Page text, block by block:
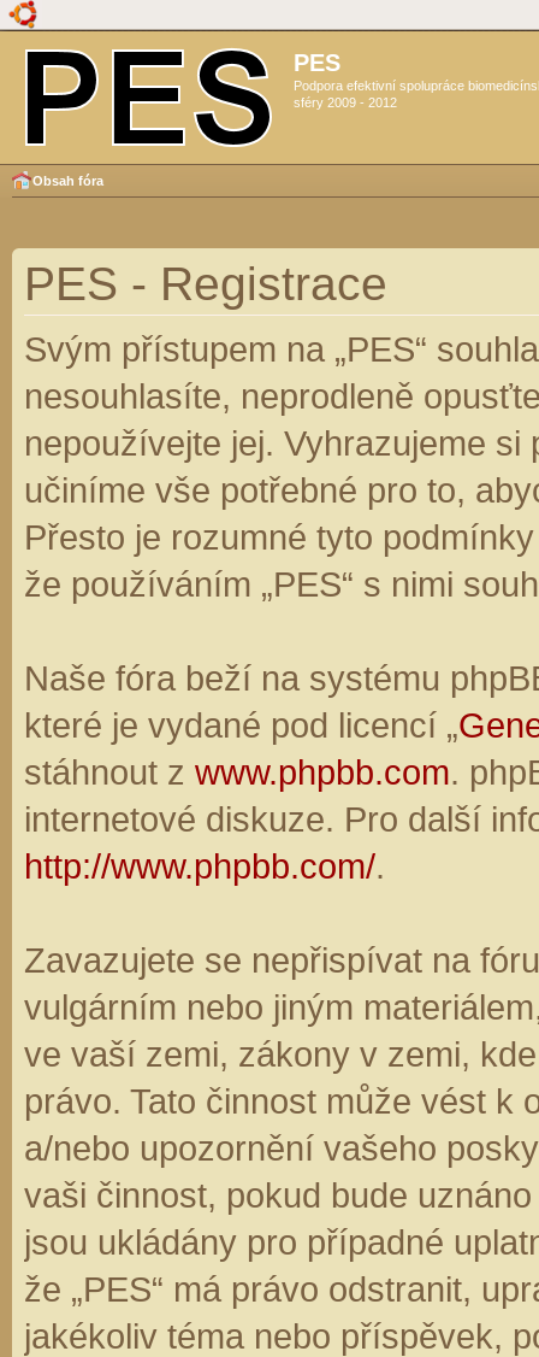
PES
Podpora efektivní spolupráce
sféry 2009 - 2012
Obsah fóra
PES - Registrace
Svým přístupem na „PES“
nesouhlasíte, neprodleně
nepoužívejte jej. Vyhrazujeme
učiníme vše potřebné pro to,
Přesto je rozumné tyto
že používáním „PES“ s nimi
Naše fóra beží na systému
které je vydané pod licencí „
stáhnout z www.phpbb.com.
internetové diskuze. Pro další
http://www.phpbb.com/.
Zavazujete se nepřispívat na
vulgárním nebo jiným
ve vaší zemi, zákony v zemi,
právo. Tato činnost může vést k
a/nebo upozornění vašeho
vaši činnost, pokud bude
jsou ukládány pro případné
že „PES“ má právo odstranit,
jakékoliv téma nebo příspěvek,